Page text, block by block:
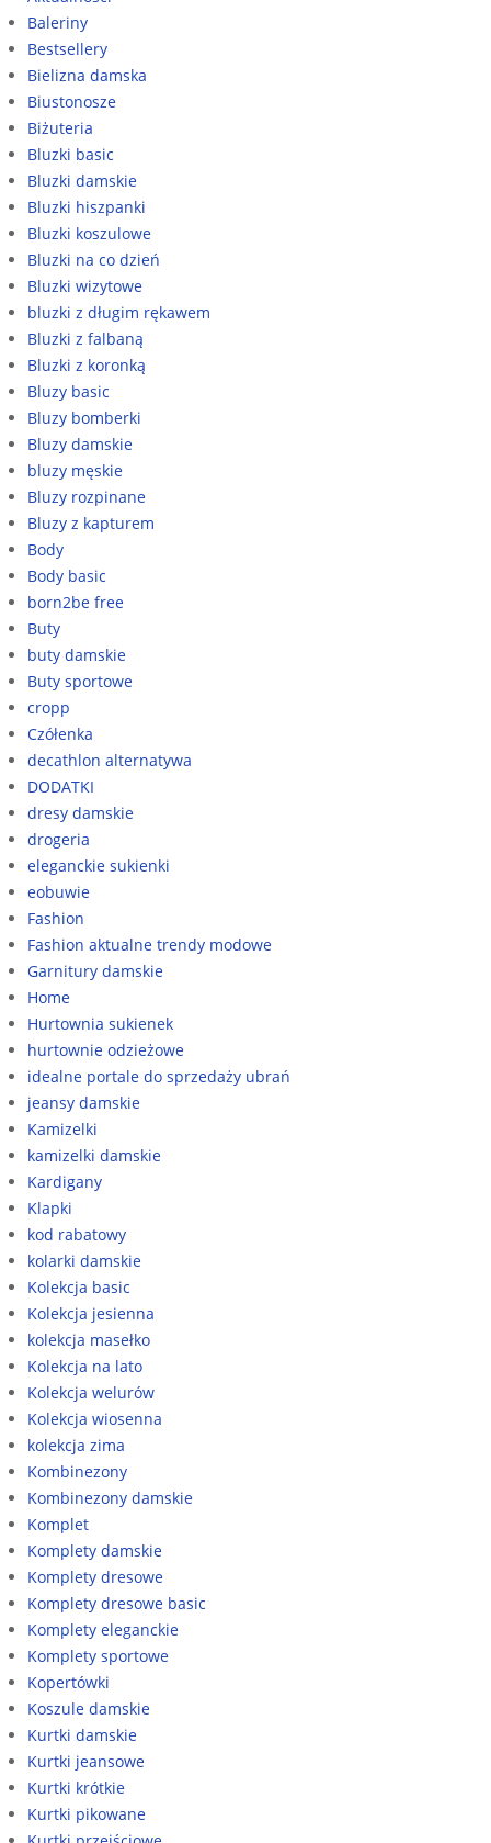
Baleriny
Bestsellery
Bielizna damska
Biustonosze
Biżuteria
Bluzki basic
Bluzki damskie
Bluzki hiszpanki
Bluzki koszulowe
Bluzki na co dzień
Bluzki wizytowe
bluzki z długim rękawem
Bluzki z falbaną
Bluzki z koronką
Bluzy basic
Bluzy bomberki
Bluzy damskie
bluzy męskie
Bluzy rozpinane
Bluzy z kapturem
Body
Body basic
born2be free
Buty
buty damskie
Buty sportowe
cropp
Czółenka
decathlon alternatywa
DODATKI
dresy damskie
drogeria
eleganckie sukienki
eobuwie
Fashion
Fashion aktualne trendy modowe
Garnitury damskie
Home
Hurtownia sukienek
hurtownie odzieżowe
idealne portale do sprzedaży ubrań
jeansy damskie
Kamizelki
kamizelki damskie
Kardigany
Klapki
kod rabatowy
kolarki damskie
Kolekcja basic
Kolekcja jesienna
kolekcja masełko
Kolekcja na lato
Kolekcja welurów
Kolekcja wiosenna
kolekcja zima
Kombinezony
Kombinezony damskie
Komplet
Komplety damskie
Komplety dresowe
Komplety dresowe basic
Komplety eleganckie
Komplety sportowe
Kopertówki
Koszule damskie
Kurtki damskie
Kurtki jeansowe
Kurtki krótkie
Kurtki pikowane